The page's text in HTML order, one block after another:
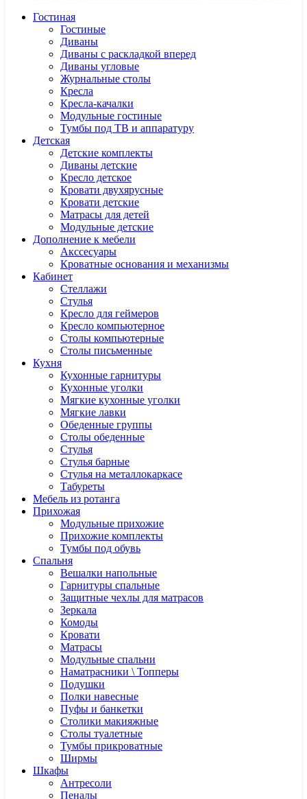
Гостиная
Гостиные
Диваны
Диваны с раскладкой вперед
Диваны угловые
Журнальные столы
Кресла
Кресла-качалки
Модульные гостиные
Тумбы под ТВ и аппаратуру
Детская
Детские комплекты
Диваны детские
Кресло детское
Кровати двухярусные
Кровати детские
Матрасы для детей
Модульные детские
Дополнение к мебели
Акссесуары
Кроватные основания и механизмы
Кабинет
Cтеллажи
Cтулья
Кресло для геймеров
Кресло компьютерное
Столы компьютерные
Столы письменные
Кухня
Кухонные гарнитуры
Кухонные уголки
Мягкие кухонные уголки
Мягкие лавки
Обеденные группы
Столы обеденные
Стулья
Стулья барные
Стулья на металлокаркасе
Табуреты
Мебель из ротанга
Прихожая
Модульные прихожие
Прихожие комплекты
Тумбы под обувь
Спальня
Вешалки напольные
Гарнитуры спальные
Защитные чехлы для матрасов
Зеркала
Комоды
Кровати
Матрасы
Модульные спальни
Наматрасники \ Топперы
Подушки
Полки навесные
Пуфы и банкетки
Столики макияжные
Столы туалетные
Тумбы прикроватные
Ширмы
Шкафы
Антресоли
Пеналы